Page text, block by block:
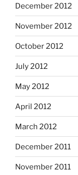
December 2012
November 2012
October 2012
July 2012
May 2012
April 2012
March 2012
December 2011
November 2011